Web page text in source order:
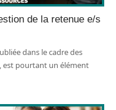
de la retenue e/s
dans le cadre des
est pourtant un élément